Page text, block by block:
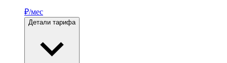
₽/мес
Детали тарифа